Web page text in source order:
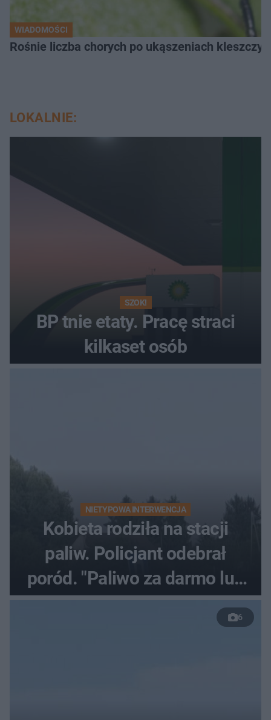
WIADOMOŚCI
Rośnie liczba chorych po ukąszeniach
LOKALNIE:
SZOK!
BP tnie etaty. Pracę straci
kilkaset osób
NIETYPOWA INTERWENCJA
Kobieta rodziła na stacji
paliw. Policjant odebrał
poród. "Paliwo za darmo lub
50 %!"
6